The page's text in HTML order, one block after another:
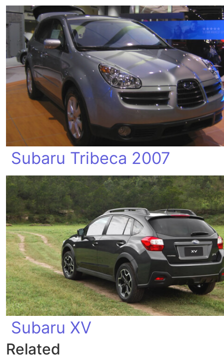
Subaru Tribeca 2007
Subaru XV
Related